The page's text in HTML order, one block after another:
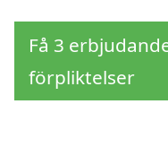
Få 3
förpliktelser